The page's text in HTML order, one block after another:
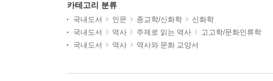
카테고리 분류
국내도서 인문 종교학/신화학
신화학
국내도서
역사 주제로 읽는 역사
고고학/문화인류학
국내도서
역사 역사와 문화 교양서